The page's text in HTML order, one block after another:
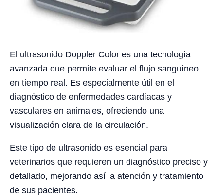
El ultrasonido Doppler Color es una tecnología
avanzada que permite evaluar el flujo sanguíneo
en tiempo real. Es especialmente útil en el
diagnóstico de enfermedades cardíacas y
vasculares en animales, ofreciendo una
visualización clara de la circulación.
Este tipo de ultrasonido es esencial para
veterinarios que requieren un diagnóstico preciso y
detallado, mejorando así la atención y tratamiento
de sus pacientes.